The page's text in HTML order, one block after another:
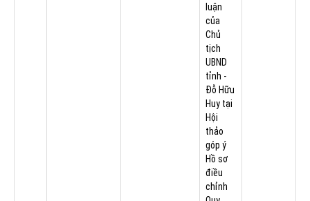
luận
của
Chủ
tịch
UBND
tỉnh -
Đỗ Hữu
Huy tại
Hội
thảo
góp ý
Hồ sơ
điều
chỉnh